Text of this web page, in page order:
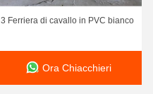
3 Ferriera di cavallo in PVC bianco
Ora Chiacchieri